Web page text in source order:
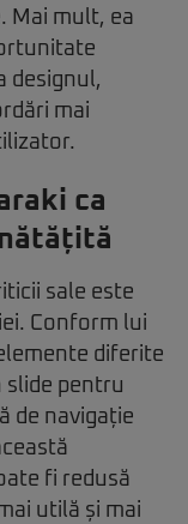
Mai mult, ea
designul,
mai
ca
sale este
Conform lui
diferite
slide pentru
de navigație
fi redusă
utilă și mai